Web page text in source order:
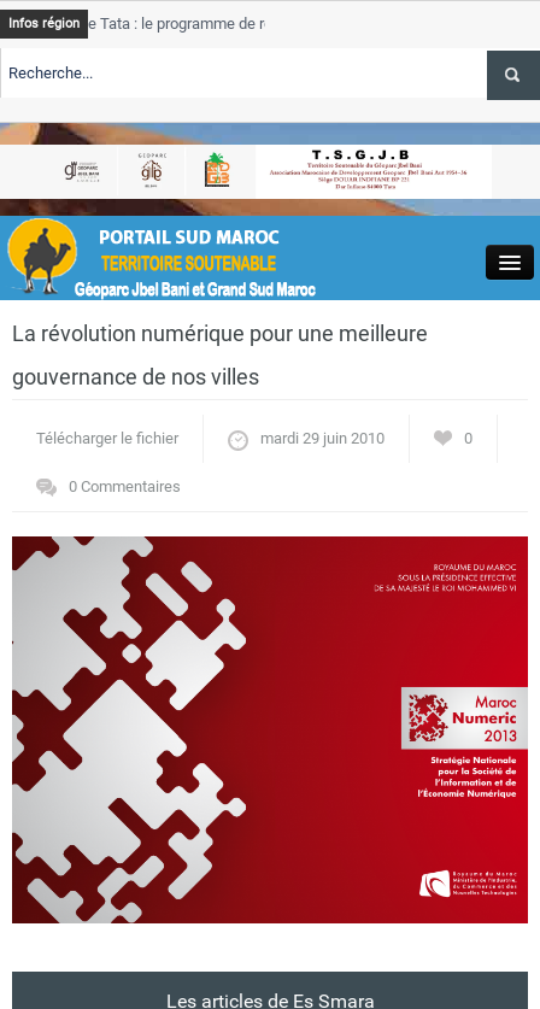
Close
Actualités
Circuits touristiques
Tourisme
Régions
Evenements
Infos région
de Tata : le programme de rehabilitation post-inondations
TSGJB Tourisme : l’ONMT renforce l’aerien a Dakhla et
Tata
service
TSGJB Tourisme au Maroc : Transavia renforce les vols Paris-
La révolution numérique pour une meilleure
gouvernance de nos villes
Télécharger le fichier mardi 29 juin 2010 0
0 Commentaires
Les articles de Es Smara